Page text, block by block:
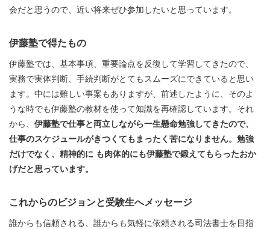
会だと思うので、近い将来ぜひ参加したいと思っています。
伊藤塾で得たもの
伊藤塾では、基本事項、重要論点を反復して学習してきたので、
実務で実体判断、手続判断がとてもスムーズにできていると思い
ます。中には難しい事案もありますが、前述したように、そのよ
うな時でも伊藤塾の教材を使って知識を再確認しています。それ
から、 伊藤塾で仕事と両立しながら一生懸命勉強してきたので、
仕事のスケジュールがきつくてもまったく苦になりません。勉強
だけでなく、精神的に も肉体的にも伊藤塾で鍛えてもらったおか
げだと思っています。
これからのビジョンと受験生へメッセージ
誰からも信頼される、誰からも気軽に依頼される司法書士を目指